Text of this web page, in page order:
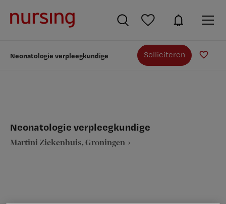
Neonatologie verpleegkundige Solliciteren
Neonatologie verpleegkundige
Martini Ziekenhuis, Groningen